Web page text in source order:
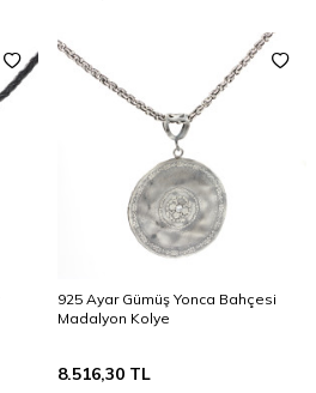
925 Ayar Gümüş Yonca Bahçesi
Madalyon Kolye
8.516,30 TL